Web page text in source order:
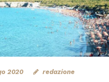
2020 redazione